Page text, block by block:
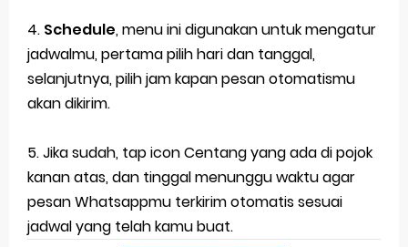
4. Schedule, menu ini digunakan untuk mengatur
jadwalmu, pertama pilih hari dan tanggal,
selanjutnya, pilih jam kapan pesan otomatismu
akan dikirim.
5. Jika sudah, tap icon Centang yang ada di pojok
kanan atas, dan tinggal menunggu waktu agar
pesan Whatsappmu terkirim otomatis sesuai
jadwal yang telah kamu buat.